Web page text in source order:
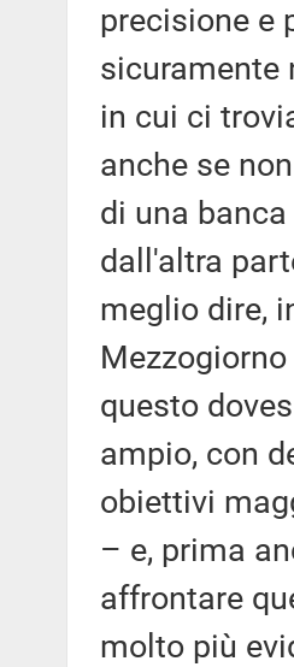
precisione e
sicuramente
in cui ci
anche se
di una
dall'altra
meglio dire,
questo
ampio, con
obiettivi
– e, prima
affrontare
molto più